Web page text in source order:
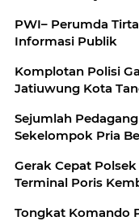
PWI– Perumda
Informasi Publik
Komplotan Polisi
Jatiuwung Kota
Sejumlah
Sekelompok Pria
Gerak Cepat
Terminal Poris
Tongkat Komando